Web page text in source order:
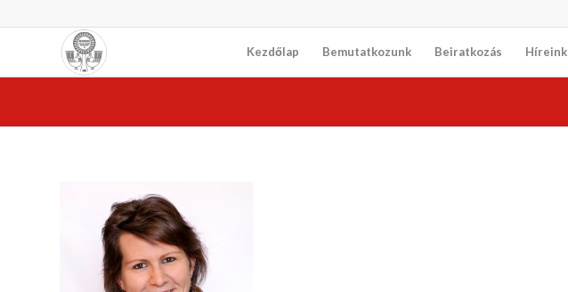
Kezdőlap Bemutatkozunk Beiratkozás Híreink